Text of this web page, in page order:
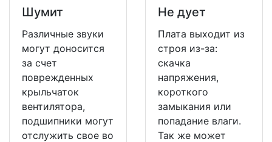
Шумит
Различные звуки
могут доносится
за счет
поврежденных
крыльчаток
вентилятора,
подшипники могут
отслужить свое во
Не дует
Плата выходит из
строя из-за:
скачка
напряжения,
короткого
замыкания или
попадание влаги.
Так же может